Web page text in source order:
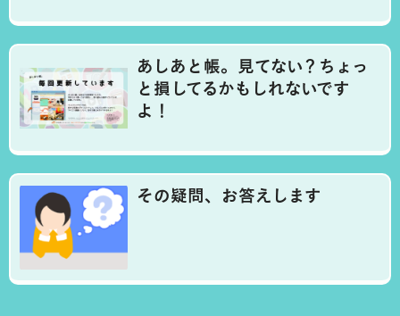
あしあと帳。見てない？ちょっ
と損してるかもしれないです
よ！
その疑問、お答えします